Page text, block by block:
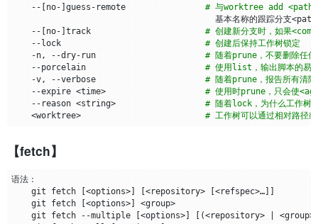
    --
no- guess-remote # 与worktree add <path>没
    --
no- track # 创建新分支时，如果
    --lock
# 创建后保持工作树锁定
    -n, --dry-run
# 随着prune，不要删除任
    --porcelain
# 使用list，输出脚本的易
    -v, --verbose
# 随着prune，报告所有清除
    --expire <time>
# 使用时prune，只会使
    --reason <string>
# 随着lock，为什么工作树
    <worktree>
# 工作树可以通过相对路径
【fetch】
    git fetch
<options>] <repository> <refspec>…​]]
    git fetch
<options>]
<group>
    git fetch --multiple
<options>] [(<repository> <group>